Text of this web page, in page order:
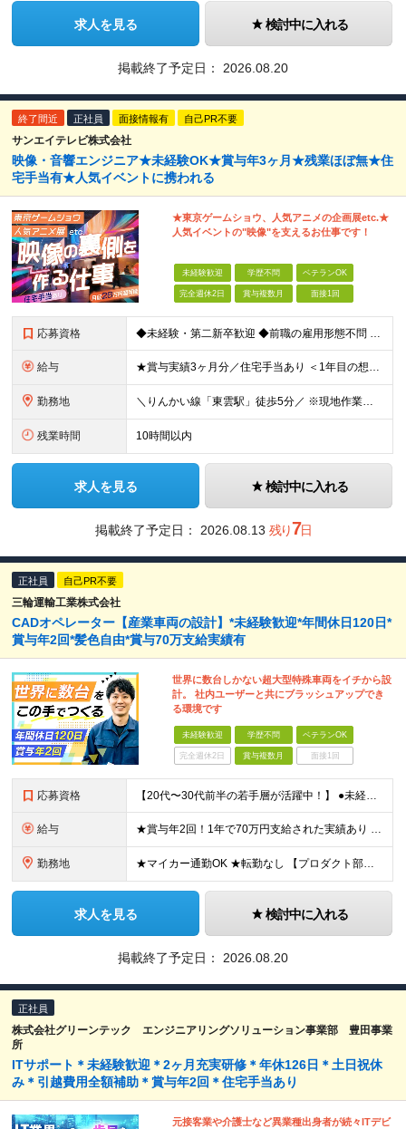
求人を見る 検討中に入れる
掲載終了予定日： 2026.08.20
終了間近 正社員 面接情報有 自己PR不要
サンエイテレビ株式会社
映像・音響エンジニア★未経験OK★賞与年3ヶ月★残業ほぼ無★住
宅手当有★人気イベントに携われる
★東京ゲームショウ、人気アニメの企画展etc.★
人気イベントの"映像"を支えるお仕事です！
未経験歓迎 学歴不問 ベテランOK
完全週休2日 賞与複数月 面接1回
応募資格 ◆未経験・第二新卒歓迎 ◆前職の雇用形態不問 ◆学歴不問 【 一つでも当てはまる方にピッタリ！ 】 ◎映画、スポーツ観戦、展示会などが好き ◎機械いじりが好き ◎プラモデルを作るのが好き ◎黙々と作
給与 ★賞与実績3ヶ月分／住宅手当あり ＜1年目の想定収入例＞ ★月収26万円（内訳：22万以上+住宅手当+交通費+出張手当） ★年収330万円～（内訳：月給+賞与3ヶ月分） 月給22万円～30万円+賞
勤務地 ＼りんかい線「東雲駅」徒歩5分／ ※現地作業の場合は直行直帰OKです！ 【東京本社】 東京都江東区東雲2-12-22 ━━━━━━━━ 旅行好き歓迎★全国への出張があります！ ━━━━━━━━ ■
残業時間 10時間以内
求人を見る 検討中に入れる
掲載終了予定日： 2026.08.13 残り7日
正社員 自己PR不要
三輪運輸工業株式会社
CADオペレーター【産業車両の設計】*未経験歓迎*年間休日120日*
賞与年2回*髪色自由*賞与70万支給実績有
世界に数台しかない超大型特殊車両をイチから設
計。 社内ユーザーと共にブラッシュアップでき
る環境です
未経験歓迎 学歴不問 ベテランOK
完全週休2日 賞与複数月 面接1回
応募資格 【20代〜30代前半の若手層が活躍中！】 ●未経験歓迎（人柄・意欲重視の採用です） ●学歴不問（高専・大卒の方は特に歓迎します） ★こんな方を求めています★ ・CAD（2D/3D）の使用経験がある方
給与 ★賞与年2回！1年で70万円支給された実績あり 月給26万5,000円～33万円（基本給）＋各種手当 ※年齢・経験・能力等を考慮して決定します。 ※各種手当：通勤交通費、家族手当、時間外勤務手当な
勤務地 ★マイカー通勤OK ★転勤なし 【プロダクト部】 兵庫県加古郡播磨町新島39番 ※(変更の範囲)上記を除く当社関連勤務地 ※関西に本社あり※
求人を見る 検討中に入れる
掲載終了予定日： 2026.08.20
正社員
株式会社グリーンテック エンジニアリングソリューション事業部 豊田事業
所
ITサポート＊未経験歓迎＊2ヶ月充実研修＊年休126日＊土日祝休
み＊引越費用全額補助＊賞与年2回＊住宅手当あり
元接客業や介護士など異業種出身者が続々ITデビ